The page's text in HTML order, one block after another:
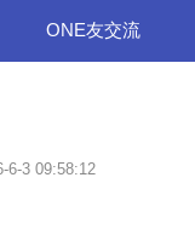
ONE友交流
3 09:58:12